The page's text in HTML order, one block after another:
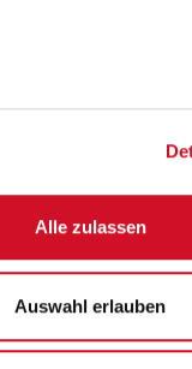
Alle zulassen
Auswahl erlauben
+43 50